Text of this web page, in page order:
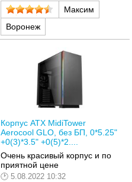
Максим
Воронеж
Корпус ATX MidiTower
Aerocool GLO, без БП, 0*5.25"
+0(3)*3.5" +0(5)*2....
Очень красивый корпус и по
приятной цене
5.08.2022 10:32